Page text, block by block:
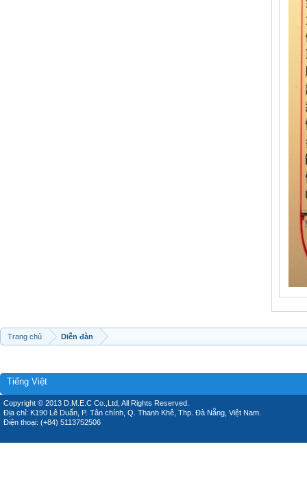
Trang chủ Diễn đàn
Tiếng Việt
Copyright © 2013 D.M.E.C Co.,Ltd, All Rights Reserved.
Địa chỉ: K190 Lê Duẩn, P. Tân chính, Q. Thanh Khê, Thp. Đà Nẵng, Việt Nam.
Điện thoại: (+84) 5113752506